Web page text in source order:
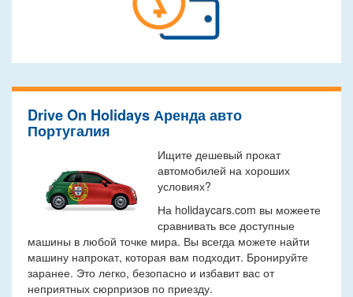
Drive On Holidays Аренда авто
Португалия
Ищите дешевый прокат
автомобилей на хороших
условиях?
На holidaycars.com вы можеете
сравнивать все доступные
машины в любой точке мира. Вы всегда можете найти
машину напрокат, которая вам подходит. Бронируйте
заранее. Это легко, безопасно и избавит вас от
неприятных сюрпризов по приезду.